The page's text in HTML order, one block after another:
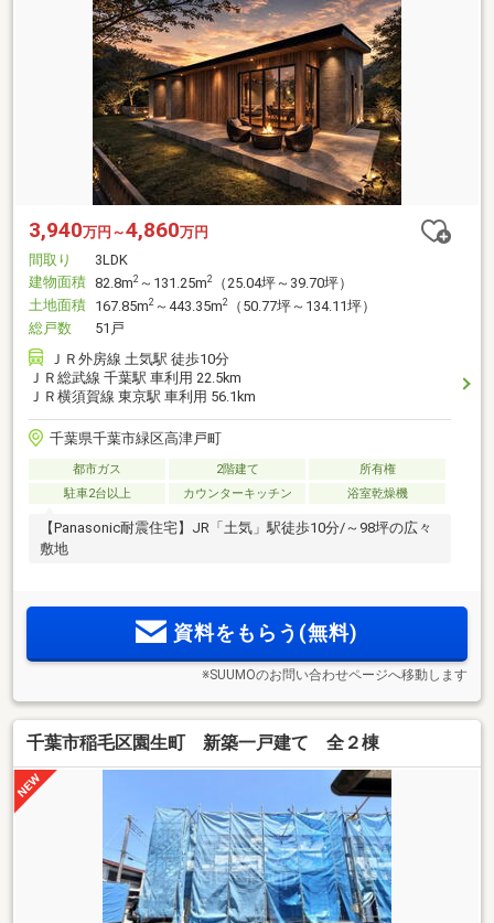
3,940万円～4,860万円
間取り
3LDK
建物面積 82.8m2 ～131.25m2
（25.04坪～39.70坪）
土地面積 167.85m2 ～443.35m2
（50.77坪～134.11坪）
総戸数
51戸
ＪＲ外房線 土気駅 徒歩10分
ＪＲ総武線 千葉駅 車利用 22.5km
ＪＲ横須賀線 東京駅 車利用 56.1km
千葉県千葉市緑区高津戸町
都市ガス 2階建て
所有権
駐車2台以上
カウンターキッチン 浴室乾燥機
【Panasonic耐震住宅】JR「土気」駅徒歩10分/～98坪の広々
敷地
資料をもらう(無料)
※SUUMOのお問い合わせページへ移動します
千葉市稲毛区園生町 新築一戸建て 全２棟